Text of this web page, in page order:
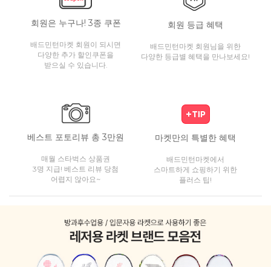
회원은 누구나! 3종 쿠폰
배드민턴마켓 회원이 되시면
다양한 추가 할인쿠폰을
받으실 수 있습니다.
회원 등급 혜택
배드민턴마켓 회원님을 위한
다양한 등급별 혜택을 만나보세요!
베스트 포토리뷰 총 3만원
매월 스타벅스 상품권
3명 지급! 베스트 리뷰 당첨
어렵지 않아요~
마켓만의 특별한 혜택
배드민턴마켓에서
스마트하게 쇼핑하기 위한
플러스 팁!